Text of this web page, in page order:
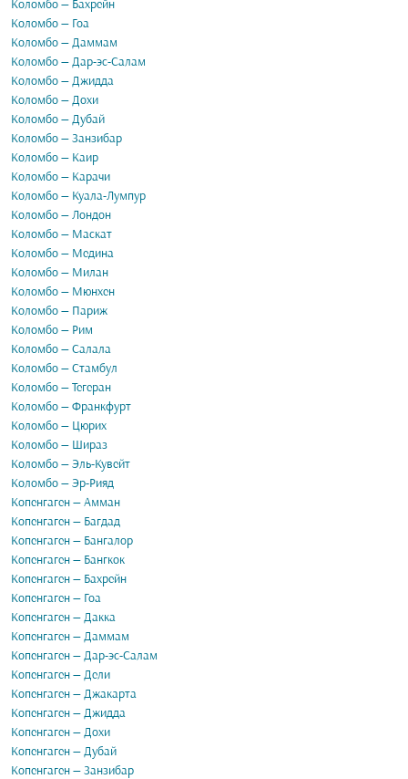
Коломбо — Бахрейн
Коломбо — Гоа
Коломбо — Даммам
Коломбо — Дар-эс-Салам
Коломбо — Джидда
Коломбо — Дохи
Коломбо — Дубай
Коломбо — Занзибар
Коломбо — Каир
Коломбо — Карачи
Коломбо — Куала-Лумпур
Коломбо — Лондон
Коломбо — Маскат
Коломбо — Медина
Коломбо — Милан
Коломбо — Мюнхен
Коломбо — Париж
Коломбо — Рим
Коломбо — Салала
Коломбо — Стамбул
Коломбо — Тегеран
Коломбо — Франкфурт
Коломбо — Цюрих
Коломбо — Шираз
Коломбо — Эль-Кувейт
Коломбо — Эр-Рияд
Копенгаген — Амман
Копенгаген — Багдад
Копенгаген — Бангалор
Копенгаген — Бангкок
Копенгаген — Бахрейн
Копенгаген — Гоа
Копенгаген — Дакка
Копенгаген — Даммам
Копенгаген — Дар-эс-Салам
Копенгаген — Дели
Копенгаген — Джакарта
Копенгаген — Джидда
Копенгаген — Дохи
Копенгаген — Дубай
Копенгаген — Занзибар